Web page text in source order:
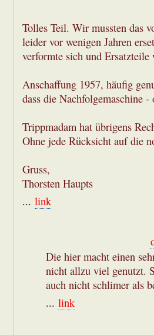
Tolles Teil. Wir mussten das
leider vor wenigen Jahren
verformte sich und
Anschaffung 1957, häufig
dass die Nachfolgemaschine
Trippmadam hat übrigens
Ohne jede Rücksicht auf die
Gruss,
Thorsten Haupts
... link
Die hier macht einen
nicht allzu viel genutzt.
auch nicht schlimer als
... link